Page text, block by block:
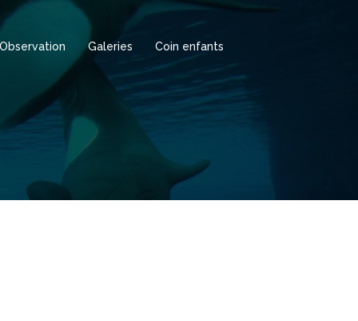
Observation Galeries Coin enfants